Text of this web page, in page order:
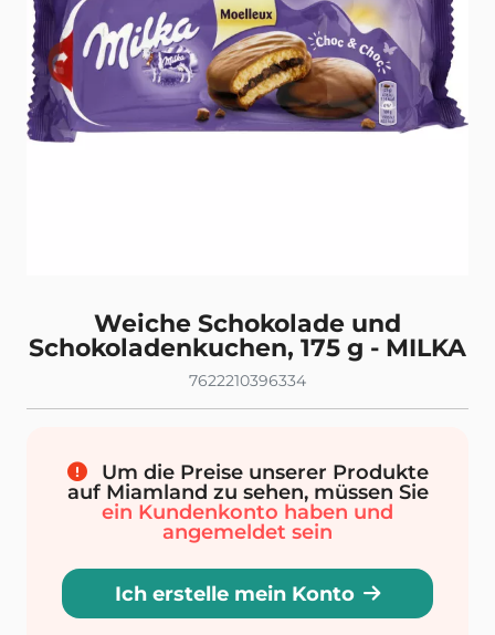
Weiche Schokolade und
Schokoladenkuchen, 175 g - MILKA
7622210396334
Um die Preise unserer Produkte
auf Miamland zu sehen, müssen Sie
ein Kundenkonto haben und
angemeldet sein
Ich erstelle mein Konto